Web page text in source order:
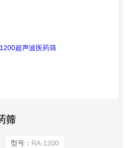
筛
型号： RA-1200